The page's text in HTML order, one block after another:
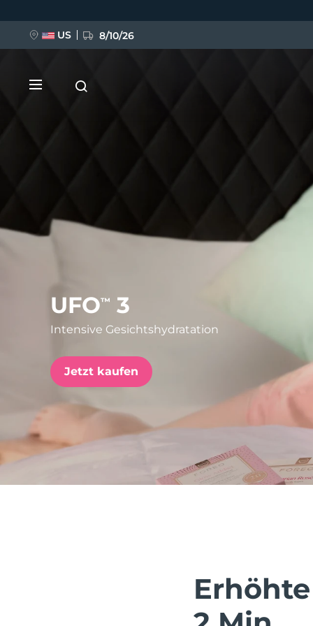
UFO™ 3
Intensive Gesichtshydratation
Jetzt kaufen
US 8/10/26
BREAKING NEWS
issa™ Teeth Whitening Set
FAQ™ Dual LED Panel
BELIEBT